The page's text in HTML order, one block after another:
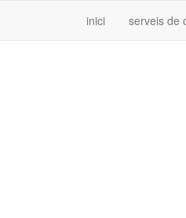
inici serveis de